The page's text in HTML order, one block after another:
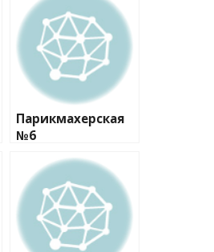
Парикмахерская
№6